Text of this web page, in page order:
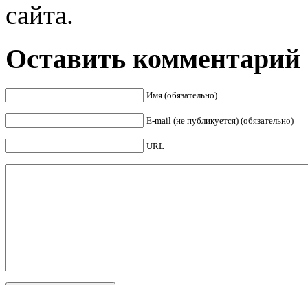
сайта.
Оставить комментарий
Имя (обязательно)
E-mail (не публикуется) (обязательно)
URL